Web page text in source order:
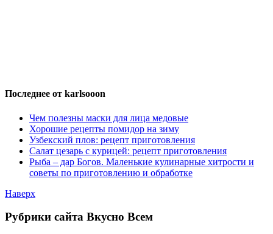
Последнее от karlsooon
Чем полезны маски для лица медовые
Хорошие рецепты помидор на зиму
Узбекский плов: рецепт приготовления
Салат цезарь с курицей: рецепт приготовления
Рыба – дар Богов. Маленькие кулинарные хитрости и
советы по приготовлению и обработке
Наверх
Рубрики сайта Вкусно Всем